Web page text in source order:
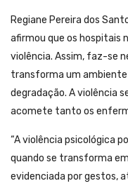
Regiane Pereira dos
afirmou que os hospitais
violência. Assim, faz-se
transforma um
degradação. A violência
acomete tanto os
“A violência psicológica
quando se transforma
evidenciada por gestos,